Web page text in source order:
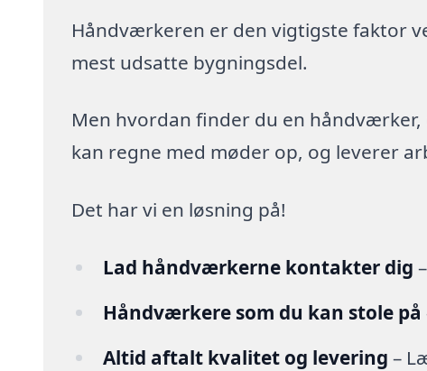
Håndværkeren er den vigtigste faktor
mest udsatte bygningsdel.
Men hvordan finder du en
kan regne med møder op, og leverer
Det har vi en løsning på!
Lad håndværkerne kontakter dig
Håndværkere som du kan stole på
Altid aftalt kvalitet og levering –